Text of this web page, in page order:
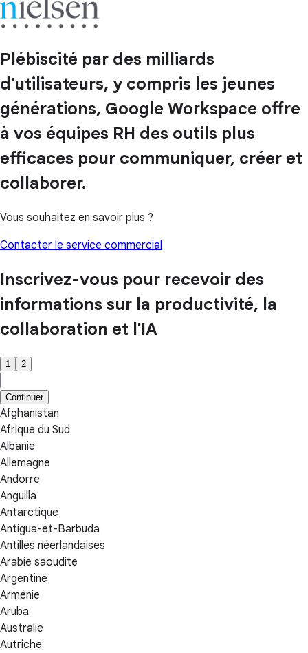
Plébiscité par des milliards
d'utilisateurs, y compris les jeunes
générations, Google Workspace offre
à vos équipes RH des outils plus
efficaces pour communiquer, créer et
collaborer.
Vous souhaitez en savoir plus ?
Contacter le service commercial
Inscrivez-vous pour recevoir des
informations sur la productivité, la
collaboration et l'IA
1 2
Continuer
Afghanistan
Afrique du Sud
Albanie
Allemagne
Andorre
Anguilla
Antarctique
Antigua-et-Barbuda
Antilles néerlandaises
Arabie saoudite
Argentine
Arménie
Aruba
Australie
Autriche